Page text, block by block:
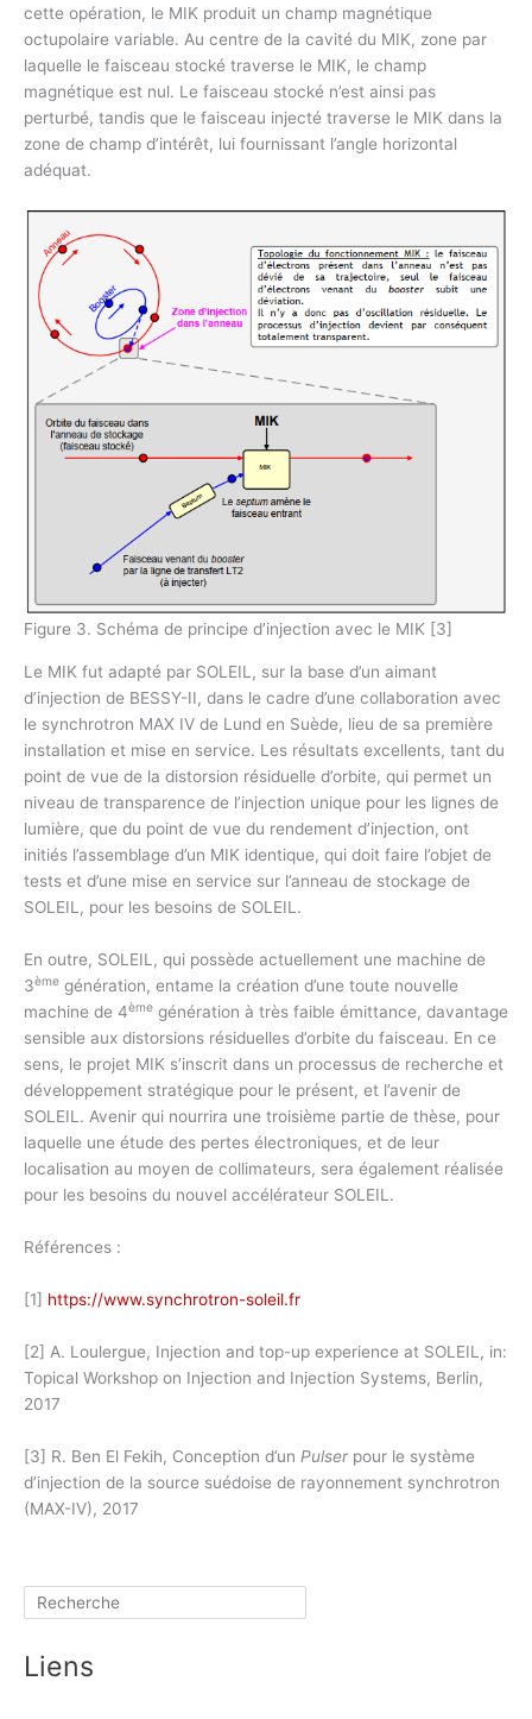
cette opération, le MIK produit un champ magnétique
octupolaire variable. Au centre de la cavité du MIK, zone par
laquelle le faisceau stocké traverse le MIK, le champ
magnétique est nul. Le faisceau stocké n’est ainsi pas
perturbé, tandis que le faisceau injecté traverse le MIK dans la
zone de champ d’intérêt, lui fournissant l’angle horizontal
adéquat.
Figure 3. Schéma de principe d’injection avec le MIK [3]
Le MIK fut adapté par SOLEIL, sur la base d’un aimant
d’injection de BESSY-II, dans le cadre d’une collaboration avec
le synchrotron MAX IV de Lund en Suède, lieu de sa première
installation et mise en service. Les résultats excellents, tant du
point de vue de la distorsion résiduelle d’orbite, qui permet un
niveau de transparence de l’injection unique pour les lignes de
lumière, que du point de vue du rendement d’injection, ont
initiés l’assemblage d’un MIK identique, qui doit faire l’objet de
tests et d’une mise en service sur l’anneau de stockage de
SOLEIL, pour les besoins de SOLEIL.
En outre, SOLEIL, qui possède actuellement une machine de
3ème génération, entame la création d’une toute nouvelle
machine de 4ème génération à très faible émittance, davantage
sensible aux distorsions résiduelles d’orbite du faisceau. En ce
sens, le projet MIK s’inscrit dans un processus de recherche et
développement stratégique pour le présent, et l’avenir de
SOLEIL. Avenir qui nourrira une troisième partie de thèse, pour
laquelle une étude des pertes électroniques, et de leur
localisation au moyen de collimateurs, sera également réalisée
pour les besoins du nouvel accélérateur SOLEIL.
Références :
[1] https://www.synchrotron-soleil.fr
[2] A. Loulergue, Injection and top-up experience at SOLEIL, in:
Topical Workshop on Injection and Injection Systems, Berlin,
2017
[3] R. Ben El Fekih, Conception d’un Pulser pour le système
d’injection de la source suédoise de rayonnement synchrotron
(MAX-IV), 2017
Rechercher
Liens